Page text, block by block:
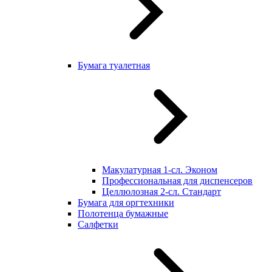
Бумага туалетная
Макулатурная 1-сл. Эконом
Профессиональная для диспенсеров
Целлюлозная 2-сл. Стандарт
Бумага для оргтехники
Полотенца бумажные
Салфетки